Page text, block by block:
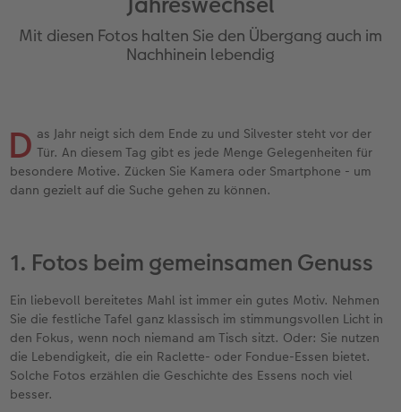
Erinnerungstasche
Personalisierter Schuber
Inspiration
Jahrbuch
Kundenbeispiele
Webinare & VHS
Fotobuch für Anfänger
Fotocollage
hexxas
Alu Dibond
Gallery Print
Mehrteiler
Bestellwege
Ideen zur Wandgestaltung
Fotosets
Fotosticker
Premium Poster
Rahmen
Bestellwege
Last Minute Fotos
CEWE myPhotos
Sofortfotos
Sofortsticker
Sofortfotos mit Text
Sofortfotos mit Design
Sofortfotogrußkarten
Sofortfotosets
Sofortfotocollagen
Fototassen
Emaille Becher
Dekoration
Schule & Büro
Art Prints
Faber-Castell
Foto-Geschenkbox
Babykarten
Geburtskarten
Postkarten
Fotokarten
Bestellwege
Papierqualitäten
Weitere Anlässe
Silikonhüllen
Handykette
Lederhüllen
Holzhüllen
Mit Design
Bestellwege
Inspiration
Wandkalender Fineline
Kundenbeispiele
Bestellwege
Designvorlagen
Gestaltungsideen
CEWE myPhotos
Neuheiten
für Männer
für Frauen
für Kinder
für Großeltern
Einfach & schnell gestaltet
Besondere Geschenkideen
CEWE myPhotos
Baby
Erste Schritte
Gestaltungsideen
Fotobuch für Anfänger
Videotutorials
Anleitungen & Hilfe
Fototipps
Neue Funktionen
Erste Schritte
Videotutorials
Mit diesen Fotos halten Sie den Übergang auch im
Nachhinein lebendig
D as Jahr neigt sich dem Ende zu und Silvester steht vor der
Tür. An diesem Tag gibt es jede Menge Gelegenheiten für
besondere Motive. Zücken Sie Kamera oder Smartphone - um
dann gezielt auf die Suche gehen zu können.
1. Fotos beim gemeinsamen Genuss
Ein liebevoll bereitetes Mahl ist immer ein gutes Motiv. Nehmen
Sie die festliche Tafel ganz klassisch im stimmungsvollen Licht in
den Fokus, wenn noch niemand am Tisch sitzt. Oder: Sie nutzen
die Lebendigkeit, die ein Raclette- oder Fondue-Essen bietet.
Solche Fotos erzählen die Geschichte des Essens noch viel
besser.